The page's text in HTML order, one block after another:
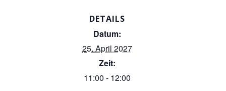
DETAILS
Datum:
25. April 2027
Zeit:
11:00 - 12:00